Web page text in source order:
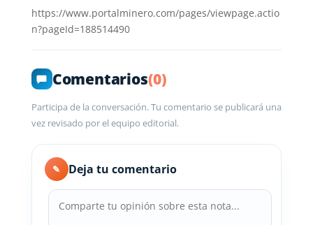
https://www.portalminero.com/pages/viewpage.actio
n?pageId=188514490
Comentarios(0)
Participa de la conversación. Tu comentario se publicará una
vez revisado por el equipo editorial.
✎ Deja tu comentario